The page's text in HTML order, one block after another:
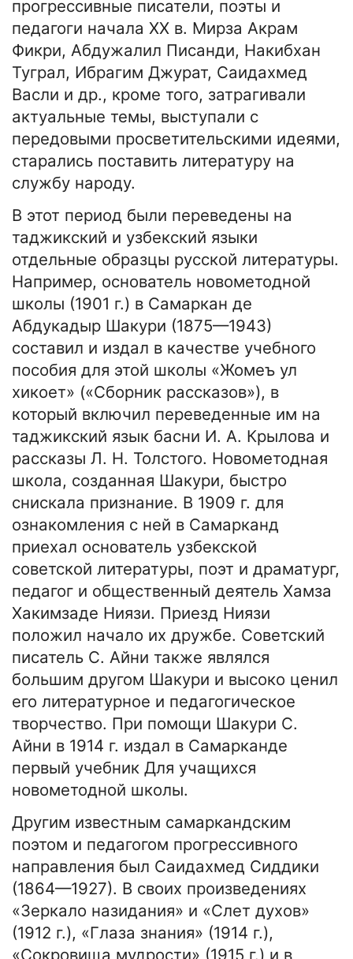
прогрессивные писатели, поэты и
педагоги начала XX в. Мирза Акрам
Фикри, Абдужалил Писанди, Накибхан
Туграл, Ибрагим Джурат, Саидахмед
Васли и др., кроме того, затрагивали
актуальные темы, выступали с
передовыми просветительскими идеями,
старались поставить литературу на
службу народу.
В этот период были переведены на
таджикский и узбекский языки
отдельные образцы русской литературы.
Например, основатель новометодной
школы (1901 г.) в Самаркан де
Абдукадыр Шакури (1875—1943)
составил и издал в качестве учебного
пособия для этой школы «Жомеъ ул
хикоет» («Сборник рассказов»), в
который включил переведенные им на
таджикский язык басни И. А. Крылова и
рассказы Л. Н. Толстого. Новометодная
школа, созданная Шакури, быстро
снискала признание. В 1909 г. для
ознакомления с ней в Самарканд
приехал основатель узбекской
советской литературы, поэт и драматург,
педагог и общественный деятель Хамза
Хакимзаде Ниязи. Приезд Ниязи
положил начало их дружбе. Советский
писатель С. Айни также являлся
большим другом Шакури и высоко ценил
его литературное и педагогическое
творчество. При помощи Шакури С.
Айни в 1914 г. издал в Самарканде
первый учебник Для учащихся
новометодной школы.
Другим известным самаркандским
поэтом и педагогом прогрессивного
направления был Саидахмед Сиддики
(1864—1927). В своих произведениях
«Зеркало назидания» и «Слет духов»
(1912 г.), «Глаза знания» (1914 г.),
«Сокровища мудрости» (1915 г.) и в